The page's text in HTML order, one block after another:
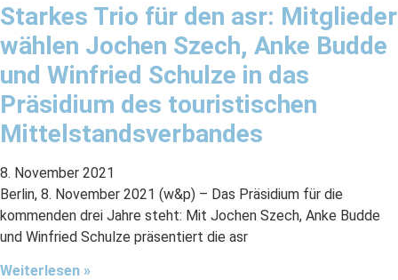
Starkes Trio für den asr: Mitglieder
wählen Jochen Szech, Anke Budde
und Winfried Schulze in das
Präsidium des touristischen
Mittelstandsverbandes
8. November 2021
Berlin, 8. November 2021 (w&p) – Das Präsidium für die
kommenden drei Jahre steht: Mit Jochen Szech, Anke Budde
und Winfried Schulze präsentiert die asr
Weiterlesen »